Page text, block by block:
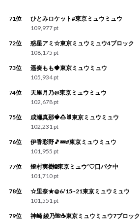
71位
ひとみロケット#東京ミュウミュウ
109,977 pt
72位
惑星アミ☆東京ミュウミュウ4ブロック
108,175 pt
73位
遥奏もも🍓東京ミュウミュウ
105,934 pt
74位
天里月乃@東京ミュウミュウ
102,678 pt
75位
成瀬真那🍓🍮🐰東京ミュウミュウ
102,231 pt
76位
伊香彩野🎵💤#東京ミュウミュウ
101,955 pt
77位
燈村実樹🌐東京ミュウ²♡口パク中
101,710 pt
78位
☆里奈★@6/15~21東京ミュウミュウ
101,551 pt
79位
神崎 綾乃🌺☕️東京ミュウミュウ7ブロック